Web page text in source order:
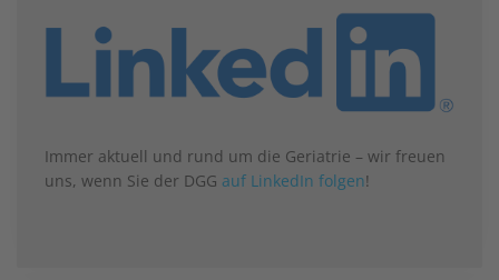
Immer aktuell und rund um die Geriatrie – wir freuen
uns, wenn Sie der DGG auf LinkedIn folgen!